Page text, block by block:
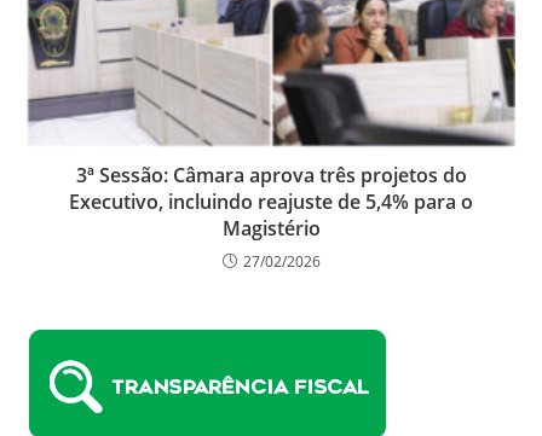
3ª Sessão: Câmara aprova três projetos do
Executivo, incluindo reajuste de 5,4% para o
Magistério
27/02/2026